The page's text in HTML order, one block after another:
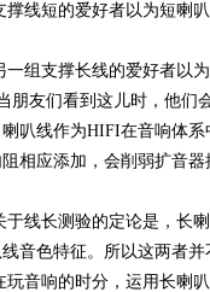
短的爱好者以为短喇叭
支撑长线的爱好者以为
们看到这儿时，他们会
叭线作为HIFI在音响体
相应添加，会削弱扩音
长测验的定论是，长喇
音色特征。所以这两者并
响的时分，运用长喇叭